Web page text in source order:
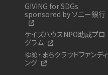
GIVING for SDGs
sponsored by ソニー銀行
ケイズハウスNPO助成プロ
グラム
ゆめ・まちクラウドファンディ
ング